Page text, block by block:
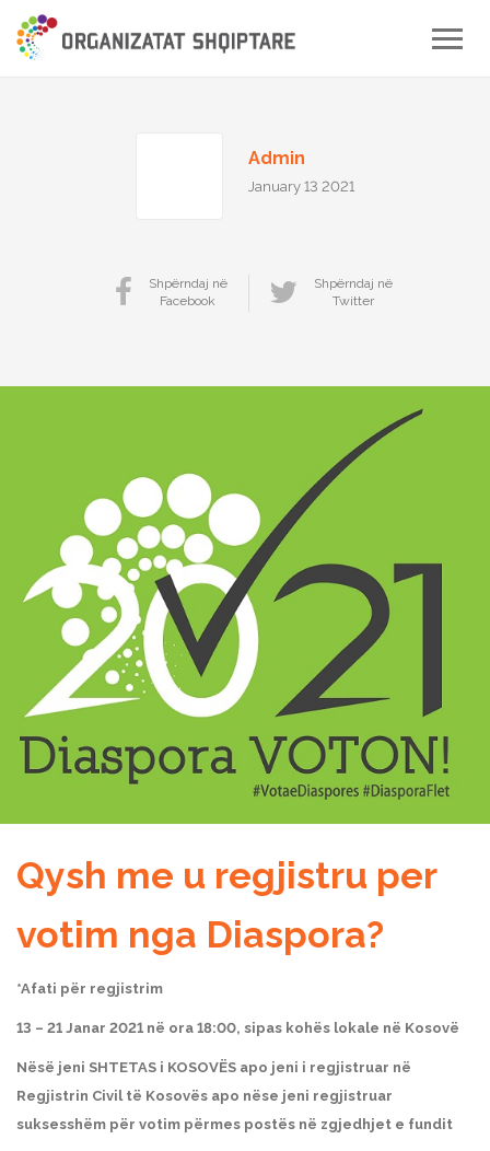
Toggle
Admin
January 13 2021
Shpërndaj në
Facebook
Shpërndaj në
Twitter
Qysh me u regjistru per
votim nga Diaspora?
*Afati për regjistrim
13 – 21 Janar 2021 në ora 18:00, sipas kohës lokale në Kosovë
Nësë jeni SHTETAS i KOSOVËS apo jeni i regjistruar në
Regjistrin Civil të Kosovës apo nëse jeni regjistruar
suksesshëm për votim përmes postës në zgjedhjet e fundit